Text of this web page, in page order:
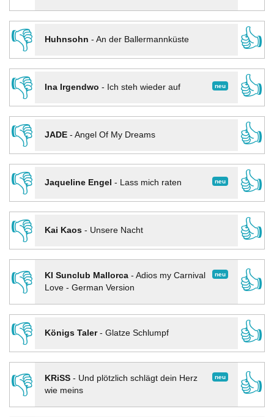
👎
Huhnsohn - An der Ballermannküste
👍
👎
neu
Ina Irgendwo - Ich steh wieder auf
👍
👎
JADE- Angel Of My Dreams
👍
👎
neu
Jaqueline Engel - Lass mich raten
👍
👎
Kai Kaos- Unsere Nacht
👍
👎
neu
KI Sunclub Mallorca- Adios my Carnival
Love - German Version
👍
👎
Königs Taler- Glatze Schlumpf
👍
👎
neu
KRiSS- Und plötzlich schlägt dein Herz
wie meins
👍